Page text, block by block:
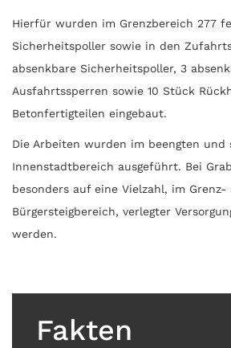
Hierfür wurden im Grenzbereich 277
Sicherheitspoller sowie in den
absenkbare Sicherheitspoller, 3
Ausfahrtssperren sowie 10 Stück
Betonfertigteilen eingebaut.
Die Arbeiten wurden im beengten
Innenstadtbereich ausgeführt. Bei
besonders auf eine Vielzahl, im Grenz-
Bürgersteigbereich, verlegter
werden.
Fakten